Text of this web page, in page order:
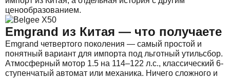
ценообразованием.
Emgrand из Китая — что получаете
Emgrand четвертого поколения — самый простой и
понятный вариант для импорта под льготный утильсбор.
Атмосферный мотор 1.5 на 114–122 л.с., классический 6-
ступенчатый автомат или механика. Ничего сложного и